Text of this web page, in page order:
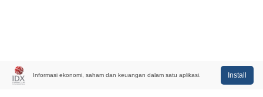
Informasi ekonomi, saham dan keuangan dalam satu aplikasi. Install